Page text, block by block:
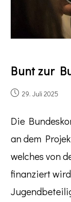
Bunt zur
29. Juli 2025
Die
an dem
welches von
finanziert